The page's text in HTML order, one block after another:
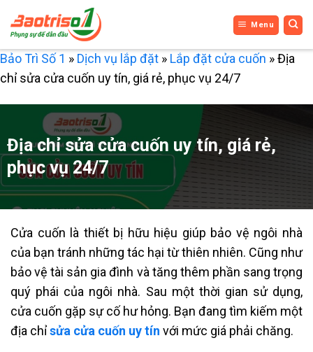
qua
nội
dung
Menu
Bảo Trì Số 1 » Dịch vụ lắp đặt » Lắp đặt cửa cuốn »Địa
chỉ sửa cửa cuốn uy tín, giá rẻ, phục vụ 24/7
Địa chỉ sửa cửa cuốn uy tín, giá rẻ,
phục vụ 24/7
Cửa cuốn là thiết bị hữu hiệu giúp bảo vệ ngôi nhà
của bạn tránh những tác hại từ thiên nhiên. Cũng như
bảo vệ tài sản gia đình và tăng thêm phần sang trọng
quý phái của ngôi nhà. Sau một thời gian sử dụng,
cửa cuốn gặp sự cố hư hỏng. Bạn đang tìm kiếm một
địa chỉsửa cửa cuốn uy tín với mức giá phải chăng.